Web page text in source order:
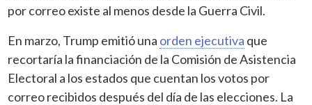
por correo existe al menos desde la Guerra Civil.
En marzo, Trump emitió una orden ejecutiva que
recortaría la financiación de la Comisión de Asistencia
Electoral a los estados que cuentan los votos por
correo recibidos después del día de las elecciones. La